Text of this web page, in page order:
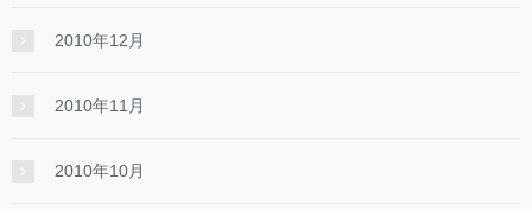
2010年12月
2010年11月
2010年10月